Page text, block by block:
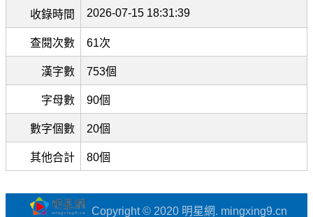
收錄時間 2026-07-15 18:31:39
查閱次數 61次
漢字數 753個
字母數 90個
數字個數 20個
其他合計 80個
Copyright © 2020 明星網. mingxing9.cn